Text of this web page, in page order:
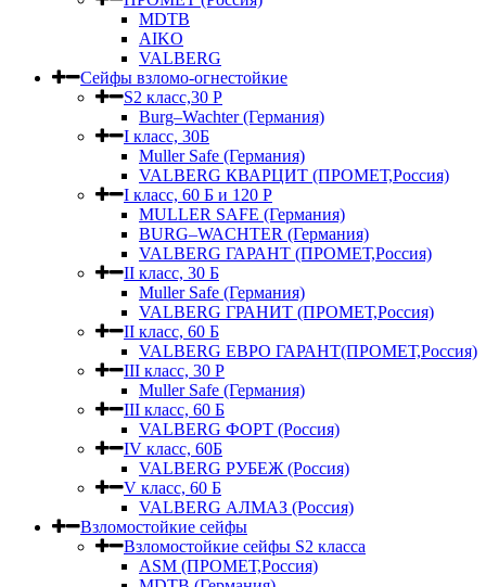
MDTB
AIKO
VALBERG
Сейфы взломо-огнестойкие
S2 класс,30 Р
Burg–Wachter (Германия)
I класс, 30Б
Muller Safe (Германия)
VALBERG КВАРЦИТ (ПРОМЕТ,Россия)
I класс, 60 Б и 120 Р
MULLER SAFE (Германия)
BURG–WACHTER (Германия)
VALBERG ГАРАНТ (ПРОМЕТ,Россия)
II класс, 30 Б
Muller Safe (Германия)
VALBERG ГРАНИТ (ПРОМЕТ,Россия)
II класс, 60 Б
VALBERG ЕВРО ГАРАНТ(ПРОМЕТ,Россия)
III класс, 30 Р
Muller Safe (Германия)
III класс, 60 Б
VALBERG ФОРТ (Россия)
IV класс, 60Б
VALBERG РУБЕЖ (Россия)
V класс, 60 Б
VALBERG АЛМАЗ (Россия)
Взломостойкие сейфы
Взломостойкие сейфы S2 класса
ASM (ПРОМЕТ,Россия)